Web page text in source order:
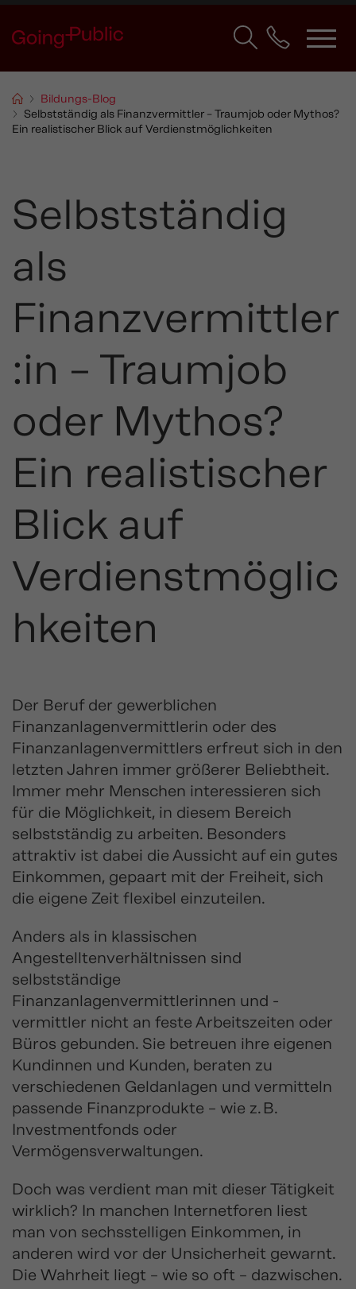
Bildungs-Blog
Selbstständig als Finanzvermittler – Traumjob oder Mythos?
Ein realistischer Blick auf Verdienstmöglichkeiten
Selbstständig
als
Finanzvermittler
:in – Traumjob
oder Mythos?
Ein realistischer
Blick auf
Verdienstmöglic
hkeiten
Der Beruf der gewerblichen
Finanzanlagenvermittlerin oder des
Finanzanlagenvermittlers erfreut sich in den
letzten Jahren immer größerer Beliebtheit.
Immer mehr Menschen interessieren sich
für die Möglichkeit, in diesem Bereich
selbstständig zu arbeiten. Besonders
attraktiv ist dabei die Aussicht auf ein gutes
Einkommen, gepaart mit der Freiheit, sich
die eigene Zeit flexibel einzuteilen.
Anders als in klassischen
Angestelltenverhältnissen sind
selbstständige
Finanzanlagenvermittlerinnen und -
vermittler nicht an feste Arbeitszeiten oder
Büros gebunden. Sie betreuen ihre eigenen
Kundinnen und Kunden, beraten zu
verschiedenen Geldanlagen und vermitteln
passende Finanzprodukte – wie z. B.
Investmentfonds oder
Vermögensverwaltungen.
Doch was verdient man mit dieser Tätigkeit
wirklich? In manchen Internetforen liest
man von sechsstelligen Einkommen, in
anderen wird vor der Unsicherheit gewarnt.
Die Wahrheit liegt – wie so oft – dazwischen.